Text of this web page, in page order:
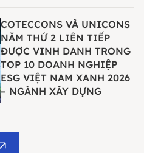
COTECCONS VÀ UNICONS
NĂM THỨ 2 LIÊN TIẾP
ĐƯỢC VINH DANH TRONG
TOP 10 DOANH NGHIỆP
ESG VIỆT NAM XANH 2026
– NGÀNH XÂY DỰNG